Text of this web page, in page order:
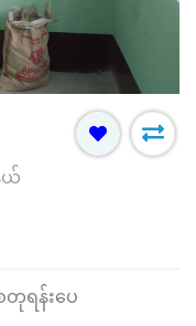
ယ်
တုရန်းပေ